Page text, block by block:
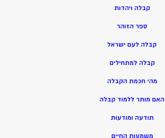
קבלה ויהדות
ספר הזוהר
קבלה לעם ישראל
קבלה למתחילים
מהי חכמת הקבלה
האם מותר ללמוד קבלה
תודעה ומודעות
משמעות החיים